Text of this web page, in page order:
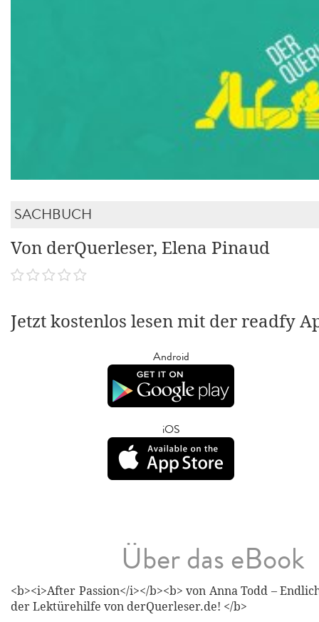
SACHBUCH
Von derQuerleser, Elena Pinaud
Jetzt kostenlos lesen mit der readfy
Android
iOS
Über das eBook
<b><i>After Passion</i></b><b> von Anna Todd –
der Lektürehilfe von derQuerleser.de! </b>